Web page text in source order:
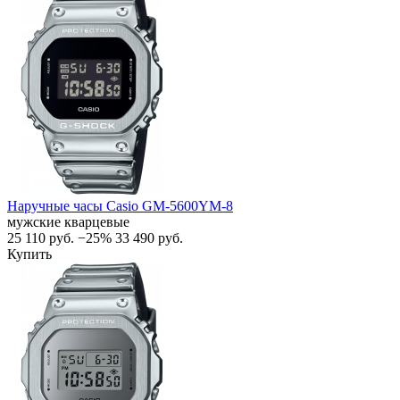
Наручные часы Casio GM-5600YM-8
мужские кварцевые
25 110 руб. −25% 33 490 руб.
Купить